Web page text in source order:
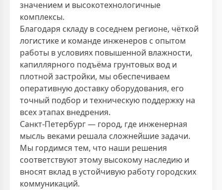
значением и высокотехнологичные
комплексы.
Благодаря складу в соседнем регионе, чёткой
логистике и команде инженеров с опытом
работы в условиях повышенной влажности,
капиллярного подъёма грунтовых вод и
плотной застройки, мы обеспечиваем
оперативную доставку оборудования, его
точный подбор и техническую поддержку на
всех этапах внедрения.
Санкт-Петербург — город, где инженерная
мысль веками решала сложнейшие задачи.
Мы гордимся тем, что наши решения
соответствуют этому высокому наследию и
вносят вклад в устойчивую работу городских
коммуникаций.